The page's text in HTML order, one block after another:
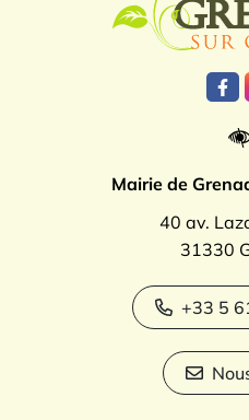
Mairie de
40 av.
31330
+33 5